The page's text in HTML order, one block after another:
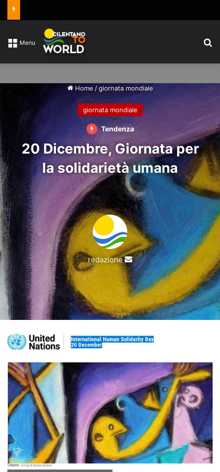
Menu
Home / giornata mondiale
giornata mondiale
Tendenza
20 Dicembre, Giornata per
la solidarietà umana
redazione
Invia
un'email